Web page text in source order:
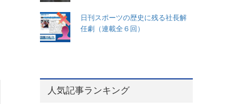
日刊スポーツの歴史に残る社長解
任劇（連載全６回）
人気記事ランキング